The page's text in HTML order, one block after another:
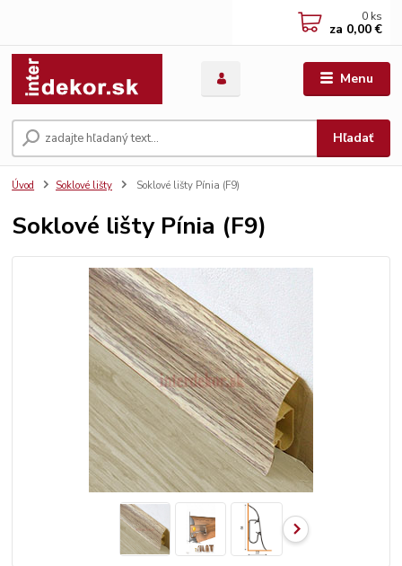
Menu
Hľadať
0 ks
za 0,00 €
Úvod Soklové lišty Soklové lišty Pínia (F9)
Soklové lišty Pínia (F9)